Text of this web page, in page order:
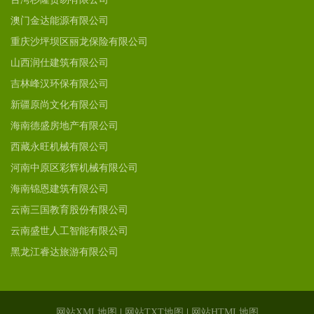
澳门金达能源有限公司
重庆沙坪坝区丽龙保险有限公司
山西润仕建筑有限公司
吉林峰汉环保有限公司
新疆原尚文化有限公司
海南德盛房地产有限公司
西藏永旺机械有限公司
河南中原区彩辉机械有限公司
海南锦恩建筑有限公司
云南三国教育股份有限公司
云南盛世人工智能有限公司
黑龙江睿达旅游有限公司